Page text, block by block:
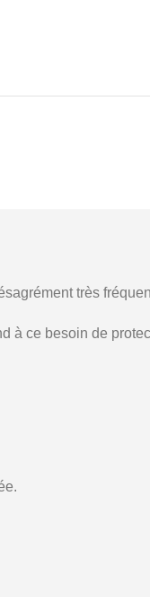
très
à ce besoin de